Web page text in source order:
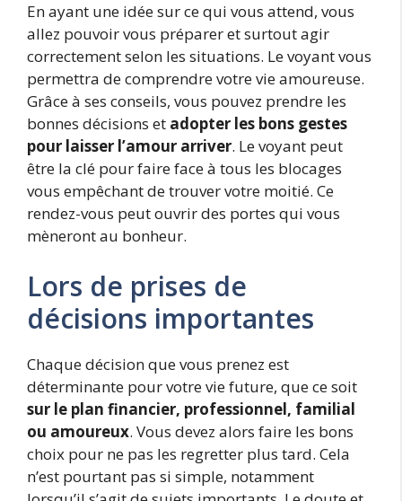
En ayant une idée sur ce qui vous attend, vous
allez pouvoir vous préparer et surtout agir
correctement selon les situations. Le voyant vous
permettra de comprendre votre vie amoureuse.
Grâce à ses conseils, vous pouvez prendre les
bonnes décisions et adopter les bons gestes
pour laisser l’amour arriver. Le voyant peut
être la clé pour faire face à tous les blocages
vous empêchant de trouver votre moitié. Ce
rendez-vous peut ouvrir des portes qui vous
mèneront au bonheur.
Lors de prises de
décisions importantes
Chaque décision que vous prenez est
déterminante pour votre vie future, que ce soit
sur le plan financier, professionnel, familial
ou amoureux. Vous devez alors faire les bons
choix pour ne pas les regretter plus tard. Cela
n’est pourtant pas si simple, notamment